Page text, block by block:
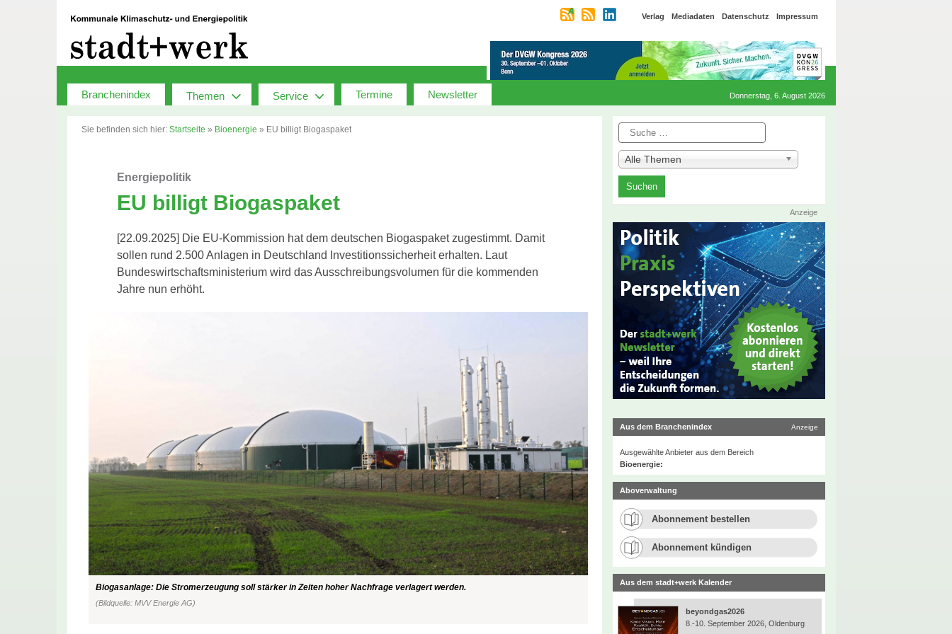
Verlag Mediadaten Datenschutz Impressum
Branchenindex Themen Service Termine Newsletter Donnerstag, 6. August 2026
Sie befinden sich hier: Startseite » Bioenergie » EU billigt Biogaspaket
Energiepolitik
EU billigt Biogaspaket
[22.09.2025] Die EU-Kommission hat dem deutschen Biogaspaket zugestimmt. Damit
sollen rund 2.500 Anlagen in Deutschland Investitionssicherheit erhalten. Laut
Bundeswirtschaftsministerium wird das Ausschreibungsvolumen für die kommenden
Jahre nun erhöht.
Biogasanlage: Die Stromerzeugung soll stärker in Zeiten hoher Nachfrage verlagert werden.
(Bildquelle: MVV Energie AG)
Suche
Alle Themen
Anzeige
Aus dem Branchenindex Anzeige
Ausgewählte Anbieter aus dem Bereich
Bioenergie:
Aboverwaltung
Abonnement bestellen
Abonnement kündigen
Aus dem stadt+werk Kalender
beyondgas2026
8.-10. September 2026, Oldenburg